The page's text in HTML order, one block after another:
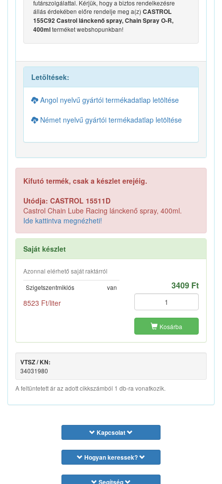
futárszolgálattal. Kérjük, hogy a biztos rendelkezésre
állás érdekében előre rendelje meg a(z) CASTROL
155C92 Castrol lánckenő spray, Chain Spray O-R,
400mlterméket webshopunkban!
Letöltések:
Angol nyelvű gyártói termékadatlap letöltése
Német nyelvű gyártói termékadatlap letöltése
Kifutó termék, csak a készlet erejéig.
Utódja: CASTROL 15511D
Castrol Chain Lube Racing lánckenő spray, 400ml.
Ide kattintva megnézheti!
Saját készlet
Azonnal elérhető saját raktárról
Szigetszentmiklós
van
8523 Ft/liter
3409 Ft
Kosárba
VTSZ / KN:
34031980
A feltüntetett ár az adott cikkszámból 1 db-ra vonatkozik.
Kapcsolat
Hogyan keressek?